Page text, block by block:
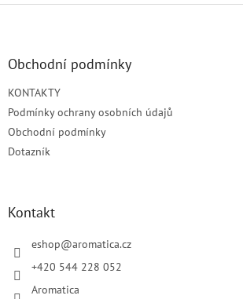
Z
Obchodní podmínky
KONTAKTY
Podmínky ochrany osobních údajů
Obchodní podmínky
Dotazník
Kontakt
eshop@aromatica.cz
+420 544 228 052
Aromatica